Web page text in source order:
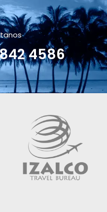
4586